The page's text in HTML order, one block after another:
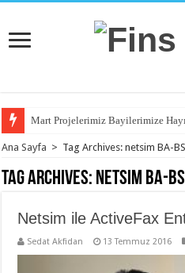
Mart Projelerimiz Bayilerimize
Ana Sayfa > Tag Archives: netsim BA-
Tag Archives: netsim BA-
Netsim ile ActiveFax
Sedat Akfidan 13 Temmuz 2016